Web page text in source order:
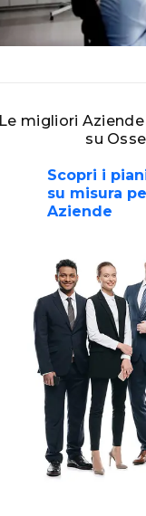
Le migliori
su
Scopri i
su misura
Aziende